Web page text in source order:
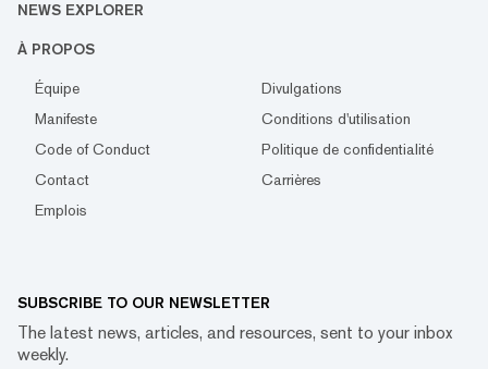
NEWS EXPLORER
À PROPOS
Équipe
Divulgations
Manifeste
Conditions d'utilisation
Code of Conduct
Politique de confidentialité
Contact
Carrières
Emplois
SUBSCRIBE TO OUR NEWSLETTER
The latest news, articles, and resources, sent to your inbox
weekly.